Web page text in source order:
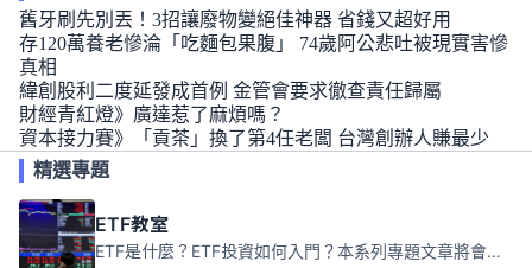
舊牙刷先別丟！3招讓廢物變絕佳神器 省錢又超好用
存120萬養老慘淪「吃麵包果腹」 74歲阿公悲吐被現實害慘
真相
緯創股利二度延發成首例 金管會要求徹查責任歸屬
財經青紅燈》廣達惹了麻煩嗎？
資本接力賽》「貢茶」換了第4任老闆 台灣創辦人賺最少
精選專題
ETF教室
ETF是什麼？ETF投資如何入門？本系列專題文章將會告訴你新手必須知道的ETF基礎知識。